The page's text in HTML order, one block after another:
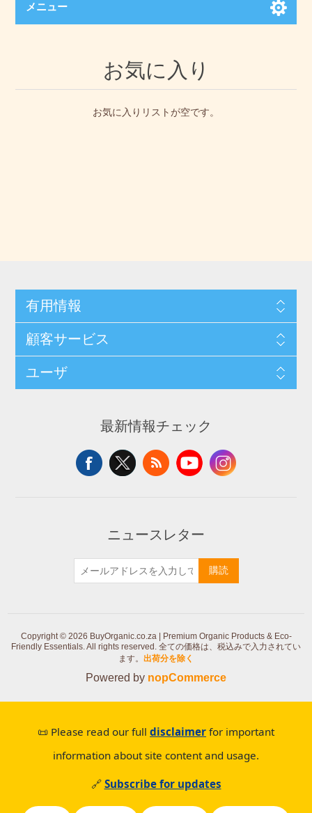
メニュー
お気に入り
お気に入りリストが空です。
有用情報
顧客サービス
ユーザ
最新情報チェック
ニュースレター
購読
Copyright © 2026 BuyOrganic.co.za | Premium Organic Products & Eco-
Friendly Essentials. All rights reserved. 全ての価格は、税込みで入力されてい
ます。 出荷分を除く
Powered by nopCommerce
📜 Please read our full disclaimer for important
information about site content and usage.
🔗 Subscribe for updates